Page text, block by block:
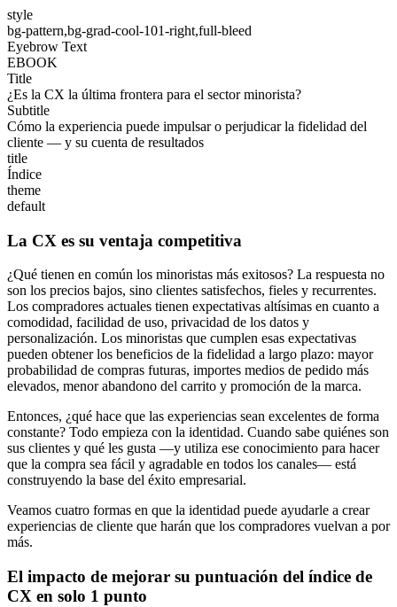
style
bg-pattern,bg-grad-cool-101-right,full-bleed
Eyebrow Text
EBOOK
Title
¿Es la CX la última frontera para el sector minorista?
Subtitle
Cómo la experiencia puede impulsar o perjudicar la fidelidad del
cliente — y su cuenta de resultados
title
Índice
theme
default
La CX es su ventaja competitiva
¿Qué tienen en común los minoristas más exitosos? La respuesta no
son los precios bajos, sino clientes satisfechos, fieles y recurrentes.
Los compradores actuales tienen expectativas altísimas en cuanto a
comodidad, facilidad de uso, privacidad de los datos y
personalización. Los minoristas que cumplen esas expectativas
pueden obtener los beneficios de la fidelidad a largo plazo: mayor
probabilidad de compras futuras, importes medios de pedido más
elevados, menor abandono del carrito y promoción de la marca.
Entonces, ¿qué hace que las experiencias sean excelentes de forma
constante? Todo empieza con la identidad. Cuando sabe quiénes son
sus clientes y qué les gusta —y utiliza ese conocimiento para hacer
que la compra sea fácil y agradable en todos los canales— está
construyendo la base del éxito empresarial.
Veamos cuatro formas en que la identidad puede ayudarle a crear
experiencias de cliente que harán que los compradores vuelvan a por
más.
El impacto de mejorar su puntuación del índice de
CX en solo 1 punto